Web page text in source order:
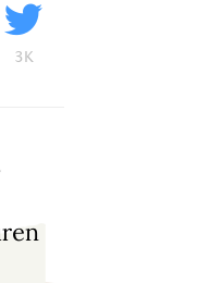
3K